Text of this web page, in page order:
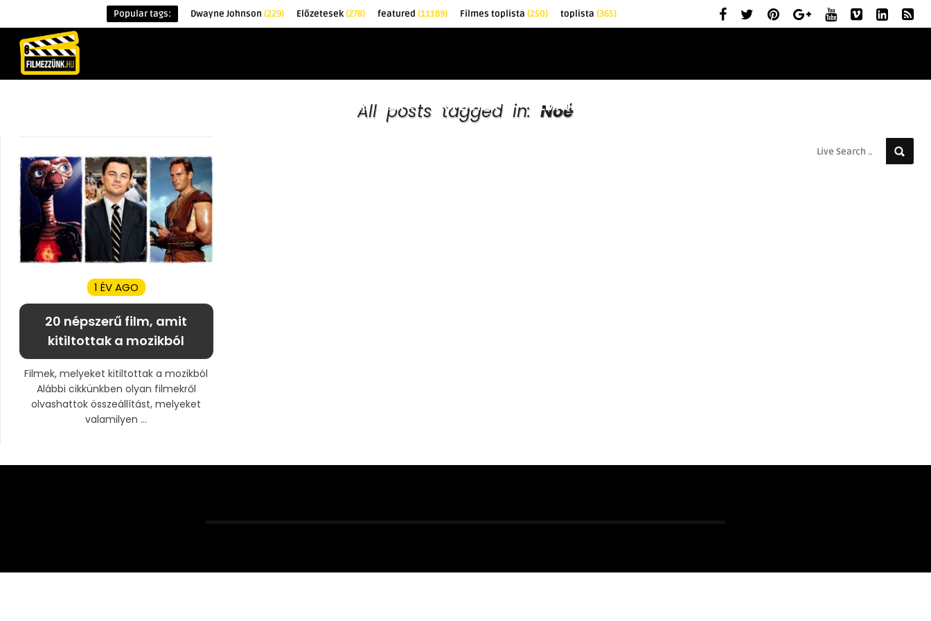
Popular tags: Dwayne Johnson (229) Előzetesek(278) featured (11189) Filmes toplista (250) toplista (365)
KRITIKÁK TOPLISTÁK FILMAJÁNLÓ
All posts tagged in: Noé
1 ÉV AGO
20 népszerű film, amit
kitiltottak a mozikból
Filmek, melyeket kitiltottak a mozikból
Alábbi cikkünkben olyan filmekről
olvashattok összeállítást, melyeket
valamilyen ...